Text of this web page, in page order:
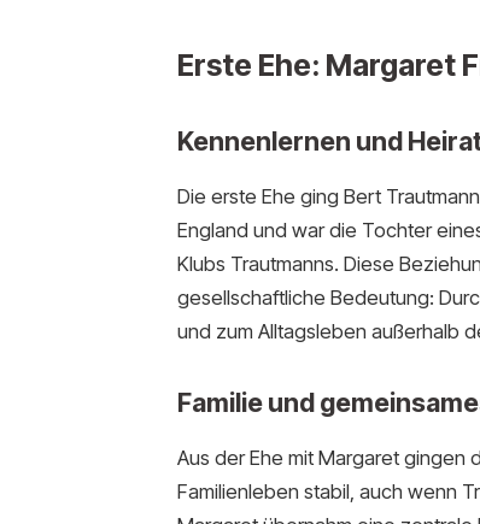
Erste Ehe: Margaret
Kennenlernen und
Die erste Ehe ging Bert
England und war die Tochter
Klubs Trautmanns. Diese
gesellschaftliche Bedeutung:
und zum Alltagsleben außerhalb
Familie und
Aus der Ehe mit Margaret gingen
Familienleben stabil, auch wenn